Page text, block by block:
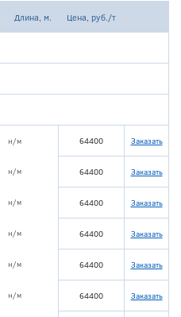
Длина, м. Цена, руб./т
н/м 64400 Заказать
н/м 64400 Заказать
н/м 64400 Заказать
н/м 64400 Заказать
н/м 64400 Заказать
н/м 64400 Заказать